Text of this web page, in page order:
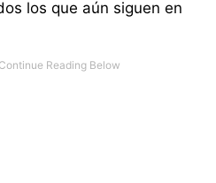
los que aún siguen en